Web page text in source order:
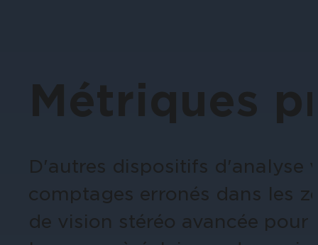
publics, les sites touristiques et les
Santé
Protégez le personnel, les patients
Vous avez besoin d'une solution
Métriques
D'autres dispositifs d'analyse
comptages erronés dans les
de vision stéréo avancée